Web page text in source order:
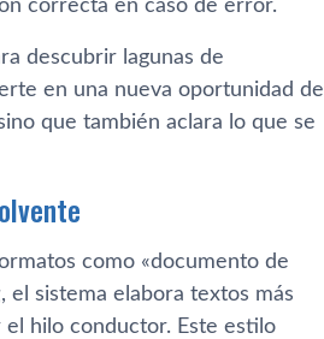
correcta en caso de error.
descubrir lagunas de
en una nueva oportunidad de
que también aclara lo que se
como «documento de
, el sistema elabora textos más
hilo conductor. Este estilo